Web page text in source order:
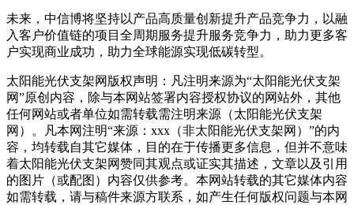
未来，中信博将坚持以产品高质量创新提升产品竞争力，以融
入客户价值链的项目全周期服务提升服务竞争力，助力更多客
户实现商业成功，助力全球能源实现低碳转型。
太阳能光伏支架网版权声明：凡注明来源为“太阳能光伏支架
网”原创内容，除与本网站签署内容授权协议的网站外，其他
任何网站或者单位如需转载需注明来源（太阳能光伏支架
网）。凡本网注明“来源：xxx（非太阳能光伏支架网）”的内
容，均转载自其它媒体，目的在于传播更多信息，但并不意味
着太阳能光伏支架网赞同其观点或证实其描述，文章以及引用
的图片（或配图）内容仅供参考。本网站转载的其它媒体内容
如需转载，请与稿件来源方联系，如产生任何版权问题与本网